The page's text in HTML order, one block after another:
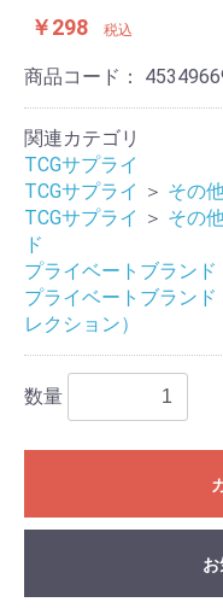
￥298 税込
商品コード：
関連カテゴリ
TCGサプライ
TCGサプライ ＞ その
TCGサプライ ＞ その
ド
プライベートブランド
プライベートブランド
レクション）
数量